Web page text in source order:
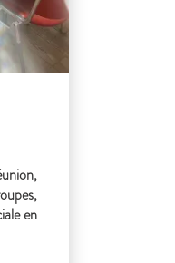
en